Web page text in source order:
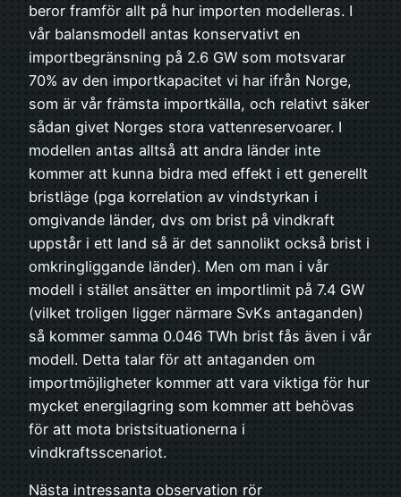
beror framför allt på hur importen modelleras. I
vår balansmodell antas konservativt en
importbegränsning på 2.6 GW som motsvarar
70% av den importkapacitet vi har ifrån Norge,
som är vår främsta importkälla, och relativt säker
sådan givet Norges stora vattenreservoarer. I
modellen antas alltså att andra länder inte
kommer att kunna bidra med effekt i ett generellt
bristläge (pga korrelation av vindstyrkan i
omgivande länder, dvs om brist på vindkraft
uppstår i ett land så är det sannolikt också brist i
omkringliggande länder). Men om man i vår
modell i stället ansätter en importlimit på 7.4 GW
(vilket troligen ligger närmare SvKs antaganden)
så kommer samma 0.046 TWh brist fås även i vår
modell. Detta talar för att antaganden om
importmöjligheter kommer att vara viktiga för hur
mycket energilagring som kommer att behövas
för att mota bristsituationerna i
vindkraftsscenariot.
Nästa intressanta observation rör